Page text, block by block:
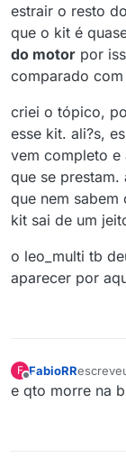
estrair o resto
que o kit é
do motor por
comparado
criei o tópico,
esse kit. ali?s,
vem completo e
que se
que nem
kit sai de um
o leo_multi tb
aparecer por
F
Offline
FabioRR
última
e qto morre na